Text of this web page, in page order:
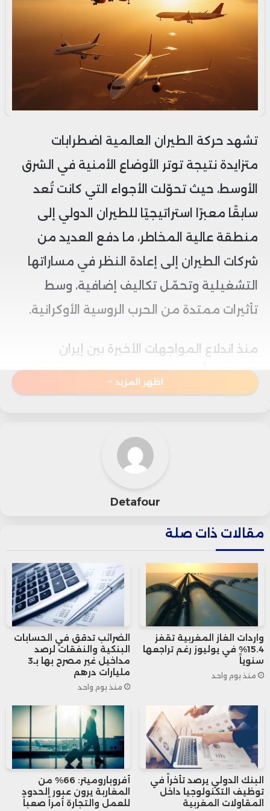
تشهد حركة الطيران العالمية اضطرابات
متزايدة نتيجة توتر الأوضاع الأمنية في الشرق
الأوسط، حيث تحوّلت الأجواء التي كانت تُعد
سابقًا معبرًا استراتيجيًا للطيران الدولي إلى
منطقة عالية المخاطر، ما دفع العديد من
شركات الطيران إلى إعادة النظر في مساراتها
التشغيلية وتحمّل تكاليف إضافية، وسط
تأثيرات ممتدة من الحرب الروسية الأوكرانية.
منذ اندلاع المواجهات الأخيرة بين إيران
وإسرائيل، أُغلقت الأجواء فوق كل من إيران
والعراق وسوريا، ما أدى إلى إلغاء أو تحويل
ونتيجة لذلك، اعتمدت العديد من شركات
في حين أبقت الأردن ولبنان مجالهما الجوي
مفتوحًا، رغم تصنيف المنطقتين كمناطق
الأوروبية وإدارة الطيران الأمريكية.
اضطرت شركات طيران عالمية، مثل “إير فرانس-
كيه إل إم”، “لوفتهانزا”، و”ويز إير”، إلى تعليق
رحلاتها أو استخدام مسارات طويلة ومرهقة
عبر طرق غير معتادة، مما زاد من نفقاتها
التشغيلية بشكل كبير.
وتُعد شركات الطيران في الشرق الأوسط، مثل
الخطوط الجوية القطرية وطيران الإمارات، من
بين الأكثر تضررًا، نظرًا لاعتمادها الكثيف على
اظهر المزيد
Detafour
مقالات ذات صلة
واردات الغاز المغربية تقفز
15.4% في يوليوز رغم تراجعها
سنوياً
منذ يوم واحد
الضرائب تدقق في الحسابات
البنكية والنفقات لرصد
مداخيل غير مصرح بها بـ3
مليارات درهم
منذ يوم واحد
البنك الدولي يرصد تأخراً في
توظيف التكنولوجيا داخل
المقاولات المغربية
أفروباروميتر: 66% من
المغاربة يرون عبور الحدود
للعمل والتجارة أمراً صعباً